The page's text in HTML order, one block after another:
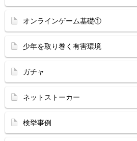
オンラインゲーム基礎①
少年を取り巻く有害環境
ガチャ
ネットストーカー
検挙事例